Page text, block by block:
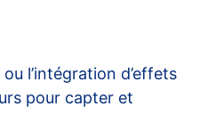
l’intégration d’effets
pour capter et